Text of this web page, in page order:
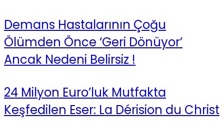
Demans Hastalarının Çoğu
Ölümden Önce ‘Geri Dönüyor’
Ancak Nedeni Belirsiz !
24 Milyon Euro’luk Mutfakta
Keşfedilen Eser: La Dérision du Christ